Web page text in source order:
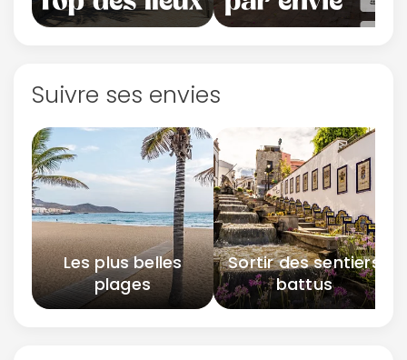
Suivre ses envies
Les plus belles
plages
Sortir des sentiers
battus